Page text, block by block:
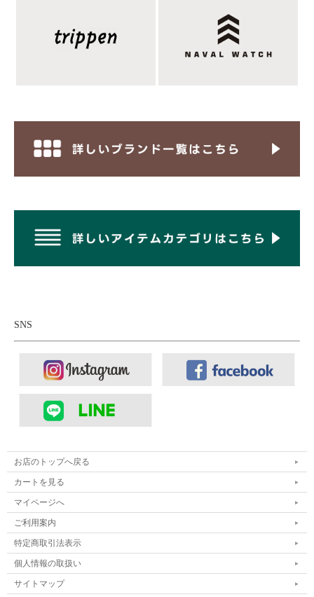
SNS
お店のトップへ戻る
カートを見る
マイページへ
ご利用案内
特定商取引法表示
個人情報の取扱い
サイトマップ